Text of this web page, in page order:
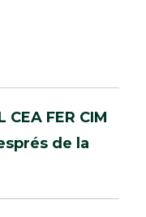
CEA FER CIM
de la